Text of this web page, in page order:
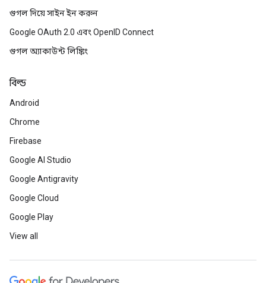
গুগল দিয়ে সাইন ইন করুন
Google OAuth 2.0 এবং OpenID Connect
গুগল অ্যাকাউন্ট লিঙ্কিং
বিল্ড
Android
Chrome
Firebase
Google AI Studio
Google Antigravity
Google Cloud
Google Play
View all